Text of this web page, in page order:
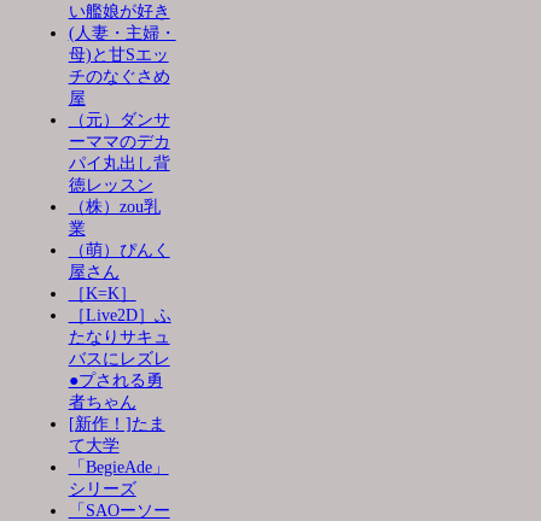
い艦娘が好き
(人妻・主婦・
母)と甘Sエッ
チのなぐさめ
屋
（元）ダンサ
ーママのデカ
パイ丸出し背
徳レッスン
（株）zou乳
業
（萌）ぴんく
屋さん
［K=K］
［Live2D］ふ
たなりサキュ
バスにレズレ
●プされる勇
者ちゃん
[新作！]たま
て大学
「BegieAde」
シリーズ
「SAOーソー